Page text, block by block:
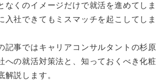
なくのイメージだけで就活を進めてし
入社できてもミスマッチを起こしてしま
記事ではキャリアコンサルタントの杉
への就活対策法と、知っておくべき化
解説します。